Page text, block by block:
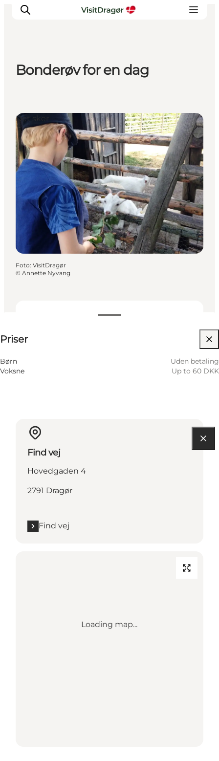
Byliv & Mad
Natur & Friluftsliv
For børn
Praktisk
Bonderøv for en dag
Priser
Børn
Uden betaling
Voksne
Up to 60 DKK
Det sker
Foto: VisitDragør
© Annette Nyvang
Find vej
Hovedgaden 4
2791 Dragør
Find vej
Loading map...